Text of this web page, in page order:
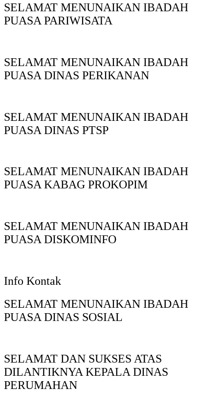
SELAMAT MENUNAIKAN IBADAH
PUASA PARIWISATA
SELAMAT MENUNAIKAN IBADAH
PUASA DINAS PERIKANAN
SELAMAT MENUNAIKAN IBADAH
PUASA DINAS PTSP
SELAMAT MENUNAIKAN IBADAH
PUASA KABAG PROKOPIM
SELAMAT MENUNAIKAN IBADAH
PUASA DISKOMINFO
Info Kontak
SELAMAT MENUNAIKAN IBADAH
PUASA DINAS SOSIAL
SELAMAT DAN SUKSES ATAS
DILANTIKNYA KEPALA DINAS
PERUMAHAN